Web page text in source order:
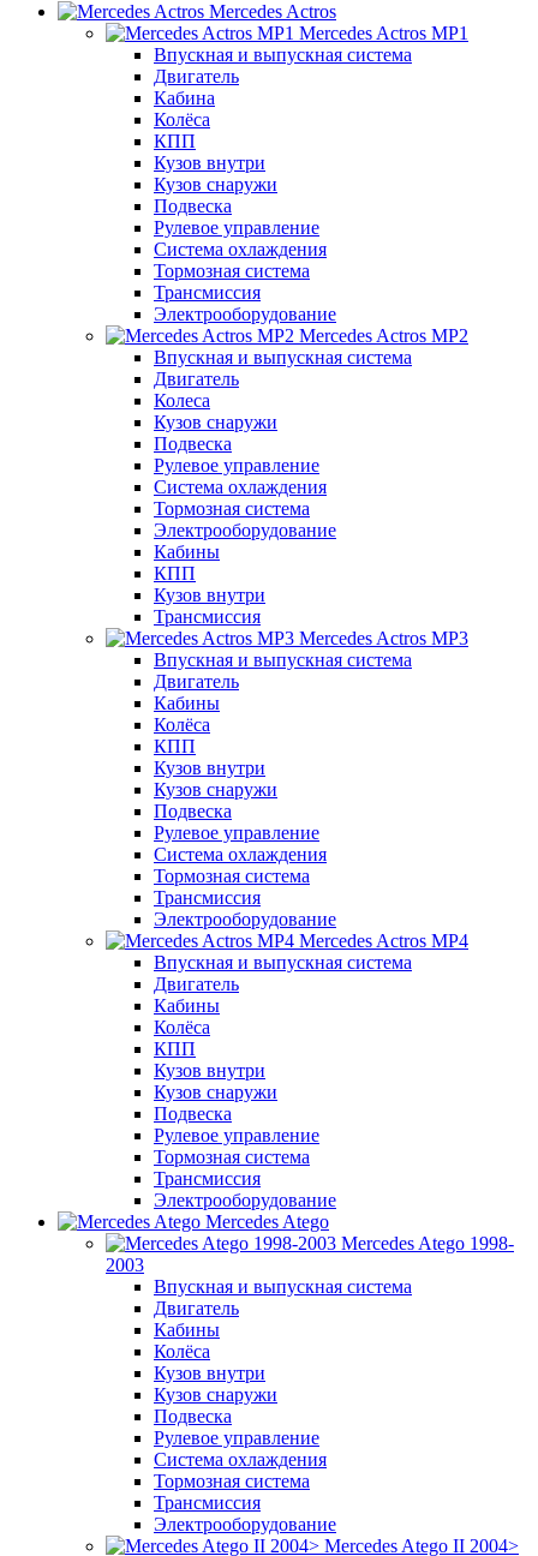
Mercedes Actros
Mercedes Actros MP1
Впускная и выпускная система
Двигатель
Кабина
Колёса
КПП
Кузов внутри
Кузов снаружи
Подвеска
Рулевое управление
Система охлаждения
Тормозная система
Трансмиссия
Электрооборудование
Mercedes Actros MP2
Впускная и выпускная система
Двигатель
Колеса
Кузов снаружи
Подвеска
Рулевое управление
Система охлаждения
Тормозная система
Электрооборудование
Кабины
КПП
Кузов внутри
Трансмиссия
Mercedes Actros MP3
Впускная и выпускная система
Двигатель
Кабины
Колёса
КПП
Кузов внутри
Кузов снаружи
Подвеска
Рулевое управление
Система охлаждения
Тормозная система
Трансмиссия
Электрооборудование
Mercedes Actros MP4
Впускная и выпускная система
Двигатель
Кабины
Колёса
КПП
Кузов внутри
Кузов снаружи
Подвеска
Рулевое управление
Тормозная система
Трансмиссия
Электрооборудование
Mercedes Atego
Mercedes Atego 1998-
2003
Впускная и выпускная система
Двигатель
Кабины
Колёса
Кузов внутри
Кузов снаружи
Подвеска
Рулевое управление
Система охлаждения
Тормозная система
Трансмиссия
Электрооборудование
Mercedes Atego II 2004>